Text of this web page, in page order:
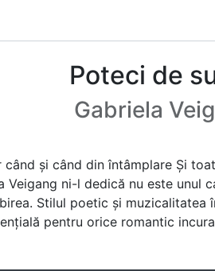
Poteci de
Gabriela
și când din întâmplare Și
ni-l dedică nu este unul
Stilul poetic și
pentru orice romantic